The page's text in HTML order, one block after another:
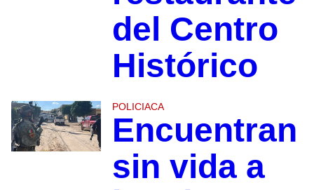
del Centro
Histórico
POLICIACA
Encuentran
sin vida a